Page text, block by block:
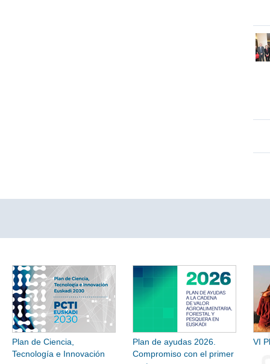
Plan de Ciencia,
Tecnología e Innovación
Plan de ayudas 2026.
Compromiso con el primer
VI